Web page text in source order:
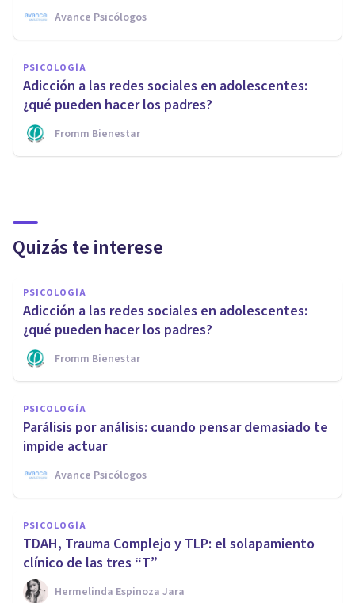
Avance Psicólogos
PSICOLOGÍA
Adicción a las redes sociales en adolescentes:
¿qué pueden hacer los padres?
Fromm Bienestar
Quizás te interese
PSICOLOGÍA
Adicción a las redes sociales en adolescentes:
¿qué pueden hacer los padres?
Fromm Bienestar
PSICOLOGÍA
Parálisis por análisis: cuando pensar demasiado te
impide actuar
Avance Psicólogos
PSICOLOGÍA
TDAH, Trauma Complejo y TLP: el solapamiento
clínico de las tres “T”
Hermelinda Espinoza Jara